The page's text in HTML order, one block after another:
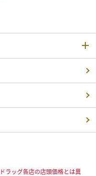
ラッグ各店の店頭価格とは異